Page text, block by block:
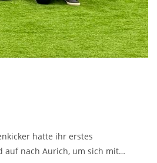
hatte ihr erstes
auf nach Aurich, um sich mit…